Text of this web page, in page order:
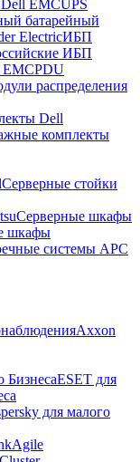
EMCUPS
батарейный
ElectricИБП
ИБП
PDU
распределения
Dell
комплекты
Серверные стойки
Серверные шкафы
шкафы
системы APC
Axxon
БизнесаESET для
для малого